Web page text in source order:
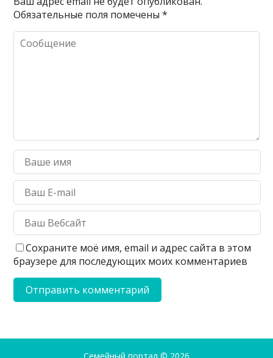
Обязательные поля помечены*
Сохраните моё имя, email и адрес сайта в этом
браузере для последующих моих комментариев